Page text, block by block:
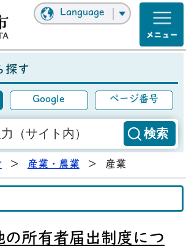
Language
探す
Google ページ番号
> 産業・農業 > 産業
の所有者届出制度につ